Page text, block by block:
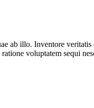
ab illo. Inventore
voluptatem sequi